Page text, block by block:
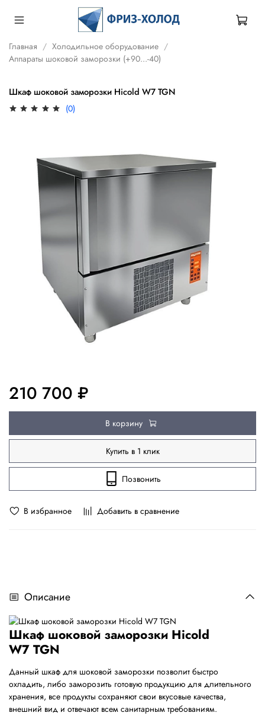
Главная
Холодильное оборудование
Аппараты шоковой заморозки (+90...-40)
Шкаф шоковой заморозки Hicold W7 TGN
(0)
В избранное Добавить в сравнение
210 700 ₽
В корзину
Купить в 1 клик
Позвонить
Описание
Шкаф шоковой заморозки Hicold
W7 TGN
Данный шкаф для шоковой заморозки позволит быстро
охладить, либо заморозить готовую продукцию для длительного
хранения, все продукты сохраняют свои вкусовые качества,
внешний вид и отвечают всем санитарным требованиям.